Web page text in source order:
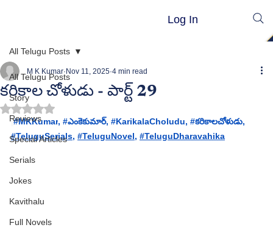
Log In
All Telugu Posts
Story
Reviews
Special Articles
Serials
Jokes
Kavithalu
Full Novels
All Telugu Posts
కరికాల చోళుడు - పార్ట్ 29
M K Kumar Nov 11, 2025 4 min read
Rated NaN out of 5 stars.
#MKKumar, #ఎంకెకుమార్, #KarikalaCholudu, #కరికాలచోళుడు,
#TeluguSerials, #TeluguNovel, #TeluguDharavahika